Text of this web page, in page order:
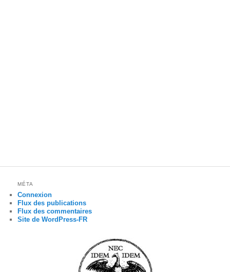
MÉTA
Connexion
Flux des publications
Flux des commentaires
Site de WordPress-FR